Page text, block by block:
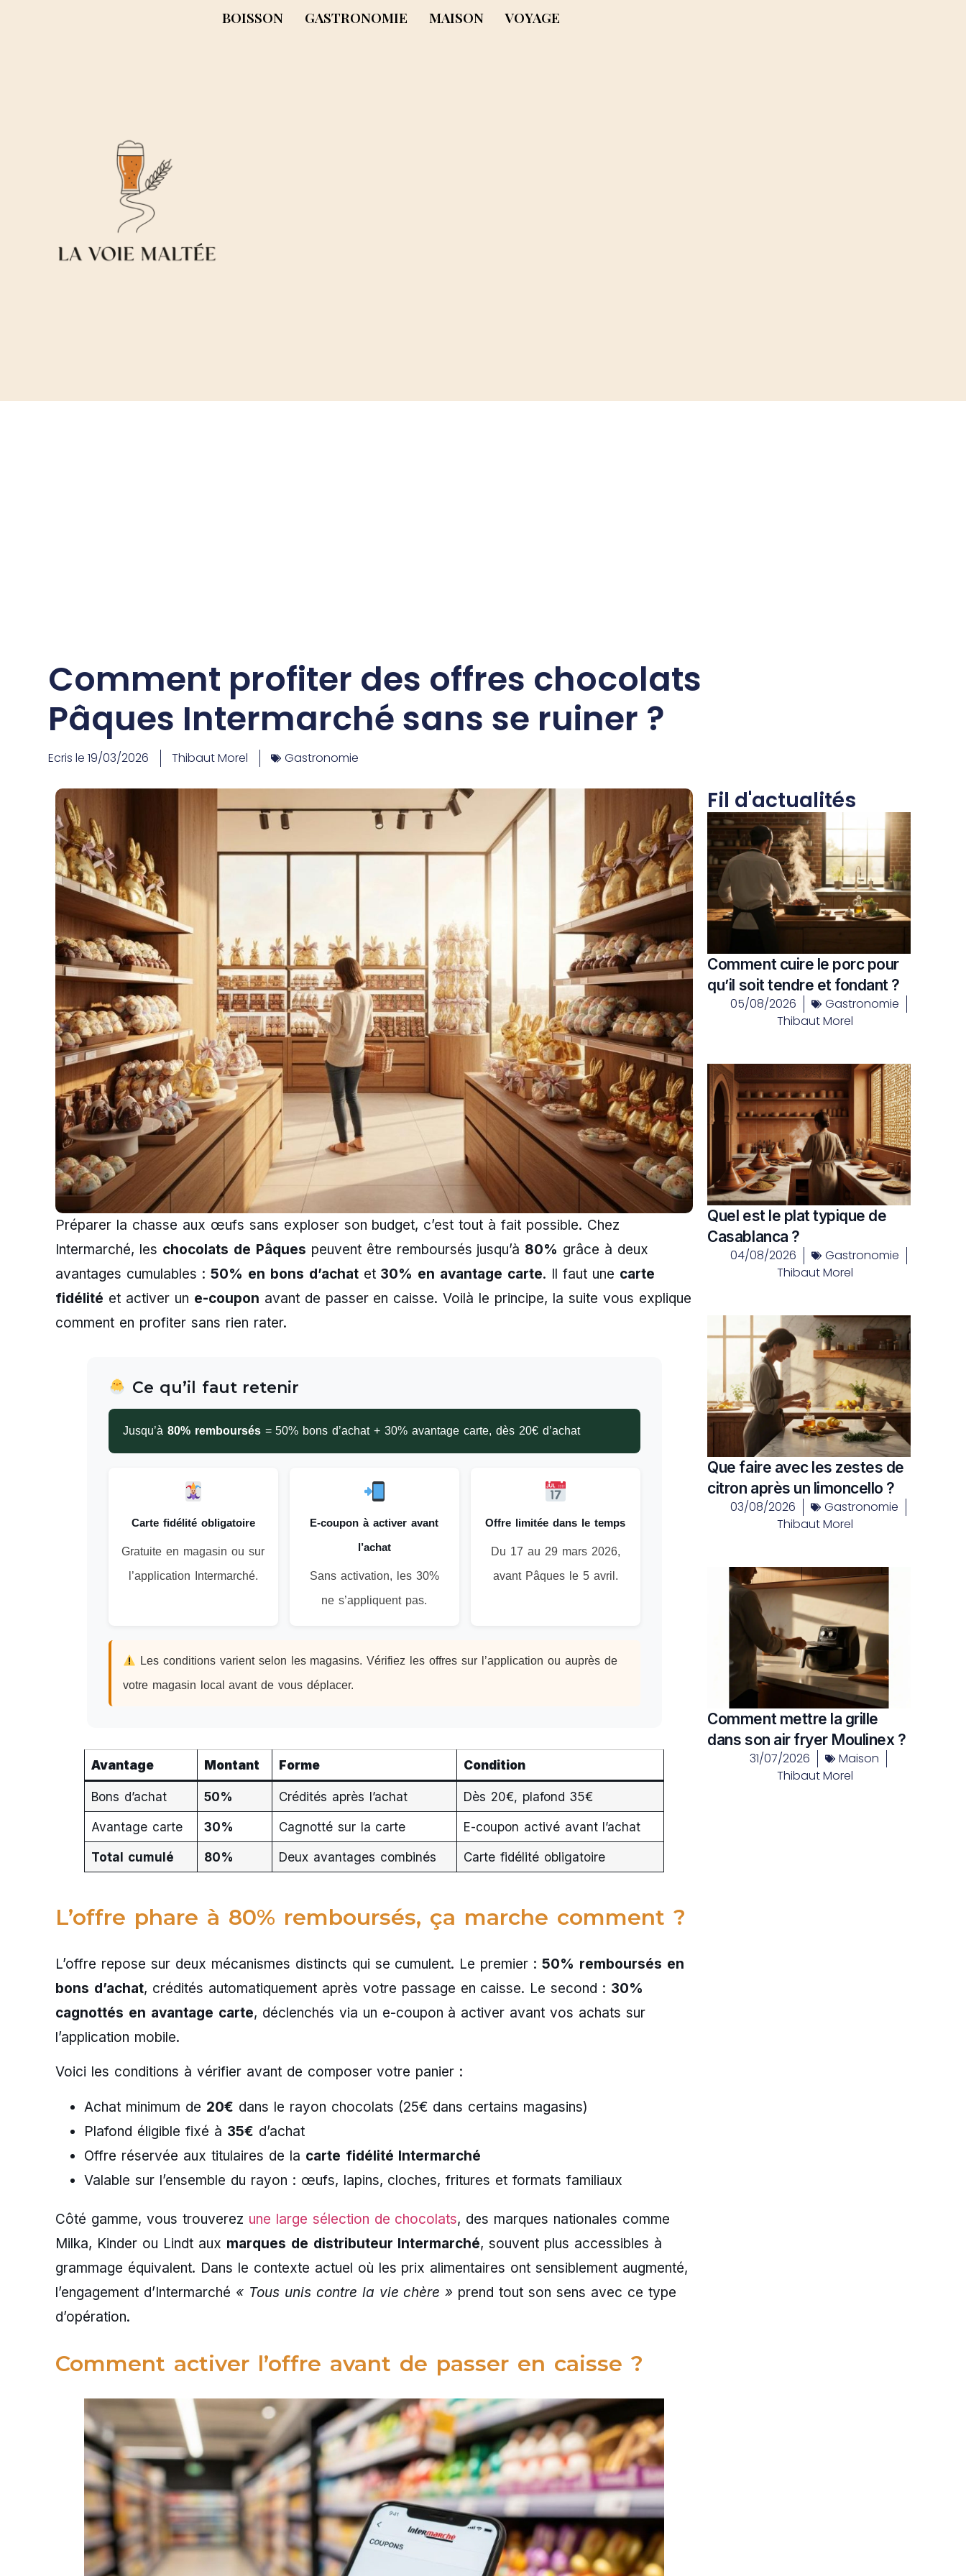
BOISSON GASTRONOMIE MAISON VOYAGE
Comment profiter des offres chocolats
Pâques Intermarché sans se ruiner ?
Ecris le 19/03/2026 Thibaut Morel Gastronomie
Préparer la chasse aux œufs sans exploser son budget, c’est tout à fait possible. Chez
Intermarché, les chocolats de Pâques peuvent être remboursés jusqu’à 80% grâce à deux
avantages cumulables : 50% en bons d’achatet 30% en avantage carte. Il faut une carte
fidélité et activer un e-coupon avant de passer en caisse. Voilà le principe, la suite vous explique
comment en profiter sans rien rater.
Ce qu’il faut retenir
Jusqu’à 80% remboursés= 50% bons d’achat + 30% avantage carte, dès 20€ d’achat
Carte fidélité obligatoire
Gratuite en magasin ou sur
l’application Intermarché.
E-coupon à activer avant
l’achat
Sans activation, les 30%
ne s’appliquent pas.
Offre limitée dans le temps
Du 17 au 29 mars 2026,
avant Pâques le 5 avril.
Les conditions varient selon les magasins. Vérifiez les offres sur l’application ou auprès de
votre magasin local avant de vous déplacer.
Avantage Montant Forme Condition
Bons d’achat 50% Crédités après l’achat
Dès 20€, plafond 35€
Avantage carte
30% Cagnotté sur la carte
E-coupon activé avant l’achat
Total cumulé
80% Deux avantages combinés Carte fidélité obligatoire
L’offre phare à 80% remboursés, ça marche comment ?
L’offre repose sur deux mécanismes distincts qui se cumulent. Le premier :50% remboursés en
bons d’achat, crédités automatiquement après votre passage en caisse. Le second : 30%
cagnottés en avantage carte, déclenchés via un e-coupon à activer avant vos achats sur
l’application mobile.
Voici les conditions à vérifier avant de composer votre panier :
Achat minimum de 20€ dans le rayon chocolats (25€ dans certains magasins)
Plafond éligible fixé à 35€ d’achat
Offre réservée aux titulaires de la carte fidélité Intermarché
Valable sur l’ensemble du rayon : œufs, lapins, cloches, fritures et formats familiaux
Côté gamme, vous trouverez une large sélection de chocolats, des marques nationales comme
Milka, Kinder ou Lindt aux marques de distributeur Intermarché, souvent plus accessibles à
grammage équivalent. Dans le contexte actuel où les prix alimentaires ont sensiblement augmenté,
l’engagement d’Intermarché « Tous unis contre la vie chère » prend tout son sens avec ce type
d’opération.
Comment activer l’offre avant de passer en caisse ?
Fil d'actualités
Comment cuire le porc pour
qu’il soit tendre et fondant ?
05/08/2026
Gastronomie
Thibaut Morel
Quel est le plat typique de
Casablanca ?
04/08/2026
Gastronomie
Thibaut Morel
Que faire avec les zestes de
citron après un limoncello ?
03/08/2026
Gastronomie
Thibaut Morel
Comment mettre la grille
dans son air fryer Moulinex ?
31/07/2026
Maison
Thibaut Morel